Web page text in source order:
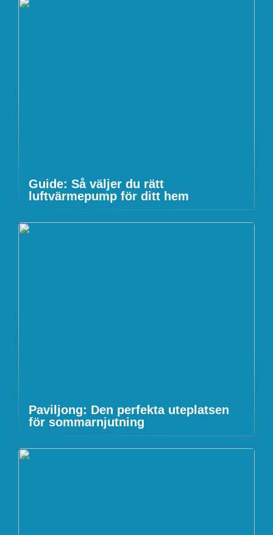
Guide: Så väljer du rätt
luftvärmepump för ditt hem
Paviljong: Den perfekta uteplatsen
för sommarnjutning